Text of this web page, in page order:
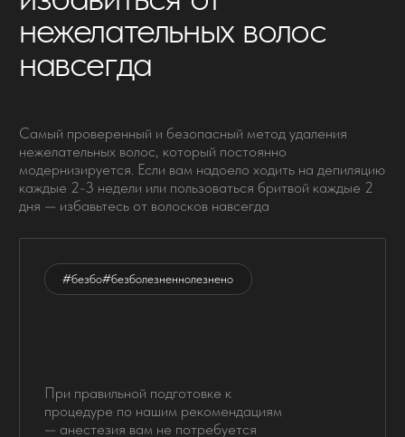
Соблюдаем все условия стерильности:
многочисленными отзывами клиентов